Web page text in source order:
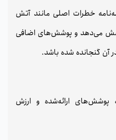
خطرات اصلی مانند آتش‌
می‌دهد و پوشش‌های اضافی
آن گنجانده شده باشد.
پوشش‌های ارائه‌شده و ارزش